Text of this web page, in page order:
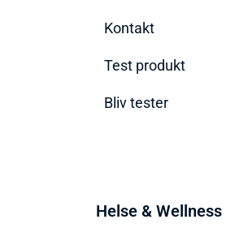
Kontakt
Test produkt
Bliv tester
Helse & Wellness